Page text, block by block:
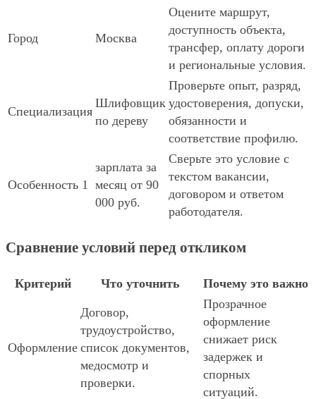
Город Москва
Оцените маршрут,
доступность объекта,
трансфер, оплату дороги
и региональные условия.
Специализация
Шлифовщик
по дереву
Проверьте опыт, разряд,
удостоверения, допуски,
обязанности и
соответствие профилю.
Особенность 1
зарплата за
месяц от 90
000 руб.
Сверьте это условие с
текстом вакансии,
договором и ответом
работодателя.
Сравнение условий перед откликом
Критерий Что уточнить Почему это важно
Оформление
Договор,
трудоустройство,
список документов,
медосмотр и
проверки.
Прозрачное
оформление
снижает риск
задержек и
спорных
ситуаций.